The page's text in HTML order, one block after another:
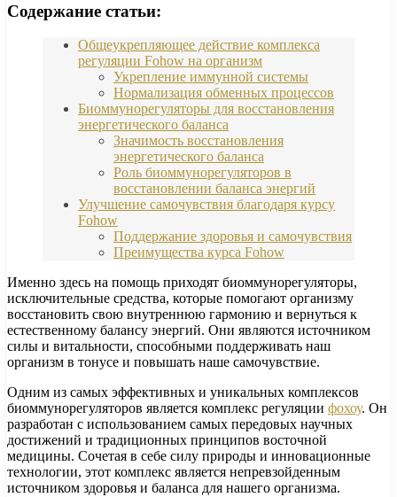
Содержание статьи:
Общеукрепляющее действие комплекса
регуляции Fohow на организм
Укрепление иммунной системы
Нормализация обменных процессов
Биоммунорегуляторы для восстановления
энергетического баланса
Значимость восстановления
энергетического баланса
Роль биоммунорегуляторов в
восстановлении баланса энергий
Улучшение самочувствия благодаря курсу
Fohow
Поддержание здоровья и самочувствия
Преимущества курса Fohow
Именно здесь на помощь приходят биоммунорегуляторы,
исключительные средства, которые помогают организму
восстановить свою внутреннюю гармонию и вернуться к
естественному балансу энергий. Они являются источником
силы и витальности, способными поддерживать наш
организм в тонусе и повышать наше самочувствие.
Одним из самых эффективных и уникальных комплексов
биоммунорегуляторов является комплекс регуляции фохоу. Он
разработан с использованием самых передовых научных
достижений и традиционных принципов восточной
медицины. Сочетая в себе силу природы и инновационные
технологии, этот комплекс является непревзойденным
источником здоровья и баланса для нашего организма.